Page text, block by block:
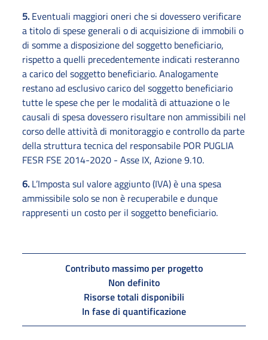
5. Eventuali maggiori oneri che si dovessero verificare
a titolo di spese generali o di acquisizione di immobili o
di somme a disposizione del soggetto beneficiario,
rispetto a quelli precedentemente indicati resteranno
a carico del soggetto beneficiario. Analogamente
restano ad esclusivo carico del soggetto beneficiario
tutte le spese che per le modalità di attuazione o le
causali di spesa dovessero risultare non ammissibili nel
corso delle attività di monitoraggio e controllo da parte
della struttura tecnica del responsabile POR PUGLIA
FESR FSE 2014-2020 - Asse IX, Azione 9.10.
6. L’Imposta sul valore aggiunto (IVA) è una spesa
ammissibile solo se non è recuperabile e dunque
rappresenti un costo per il soggetto beneficiario.
Contributo massimo per progetto
Non definito
Risorse totali disponibili
In fase di quantificazione